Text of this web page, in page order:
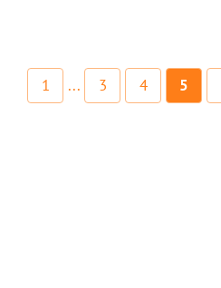
1 ... 3 4 5